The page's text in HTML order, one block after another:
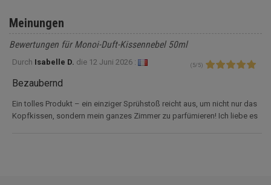
Meinungen
Bewertungen für Monoi-Duft-Kissennebel 50ml
Durch Isabelle D. die 12 Juni 2026 : ( 5/ 5)
Bezaubernd
Ein tolles Produkt – ein einziger Sprühstoß reicht aus, um nicht nur das
Kopfkissen, sondern mein ganzes Zimmer zu parfümieren! Ich liebe es